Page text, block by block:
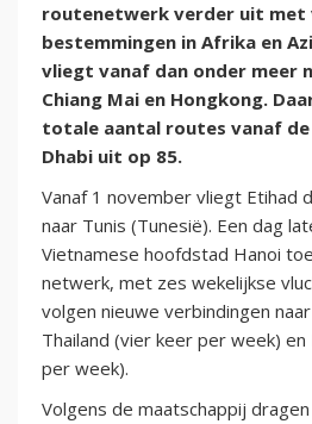
routenetwerk verder uit met
bestemmingen in Afrika en
vliegt vanaf dan onder meer
Chiang Mai en Hongkong.
totale aantal routes vanaf de
Dhabi uit op 85.
Vanaf 1 november vliegt Etihad
naar Tunis (Tunesië). Een dag
Vietnamese hoofdstad Hanoi
netwerk, met zes wekelijkse
volgen nieuwe verbindingen naar
Thailand (vier keer per week)
per week).
Volgens de maatschappij